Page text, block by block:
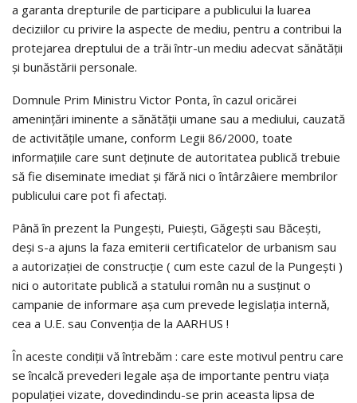
a garanta drepturile de participare a publicului la luarea
deciziilor cu privire la aspecte de mediu, pentru a contribui la
protejarea dreptului de a trăi într-un mediu adecvat sănătăţii
şi bunăstării personale.
Domnule Prim Ministru Victor Ponta, în cazul oricărei
ameninţări iminente a sănătăţii umane sau a mediului, cauzată
de activităţile umane, conform Legii 86/2000, toate
informaţiile care sunt deţinute de autoritatea publică trebuie
să fie diseminate imediat şi fără nici o întârzâiere membrilor
publicului care pot fi afectaţi.
Până în prezent la Pungeşti, Puieşti, Găgeşti sau Băceşti,
deşi s-a ajuns la faza emiterii certificatelor de urbanism sau
a autorizaţiei de construcţie ( cum este cazul de la Pungeşti )
nici o autoritate publică a statului român nu a susţinut o
campanie de informare aşa cum prevede legislaţia internă,
cea a U.E. sau Convenţia de la AARHUS !
În aceste condiţii vă întrebăm : care este motivul pentru care
se încalcă prevederi legale aşa de importante pentru viaţa
populaţiei vizate, dovedindindu-se prin aceasta lipsa de